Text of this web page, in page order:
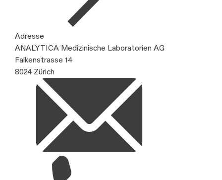
Adresse
ANALYTICA Medizinische Laboratorien AG
Falkenstrasse 14
8024 Zürich